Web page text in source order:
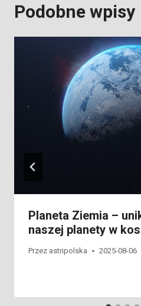
Podobne wpisy
Planeta Ziemia –
naszej planety w
Przez astripolska 2025-08-06